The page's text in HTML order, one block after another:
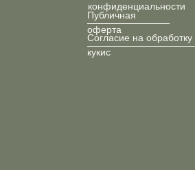
конфиденциальности
Публичная
оферта
Согласие на обработку
кукис